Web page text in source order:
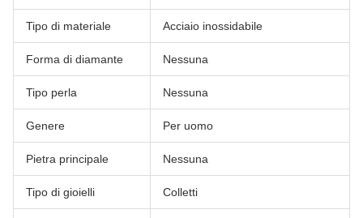
Tipo di materiale Acciaio inossidabile
Forma di diamante Nessuna
Tipo perla Nessuna
Genere Per uomo
Pietra principale Nessuna
Tipo di gioielli Colletti